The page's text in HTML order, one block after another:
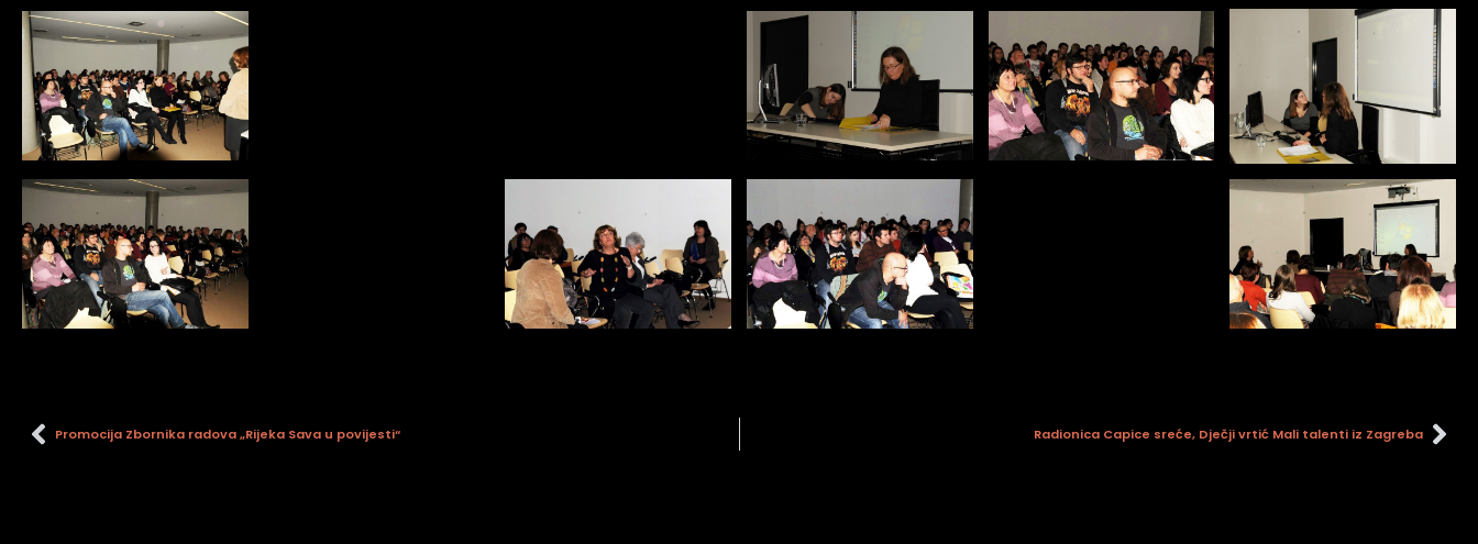
Promocija Zbornika radova „Rijeka Sava u povijesti“ Radionica Capice sreće, Dječji vrtić Mali talenti iz Zagreba
režim za epilepsiju